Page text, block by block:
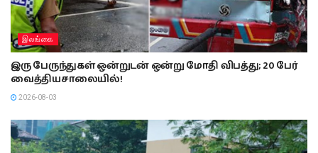
இலங்கை
இரு ப‍ேருந்துகள் ஒன்றுடன் ஒன்று மோதி விபத்து; 20 பேர்
வைத்தியசாலையில்!
2026-08-03